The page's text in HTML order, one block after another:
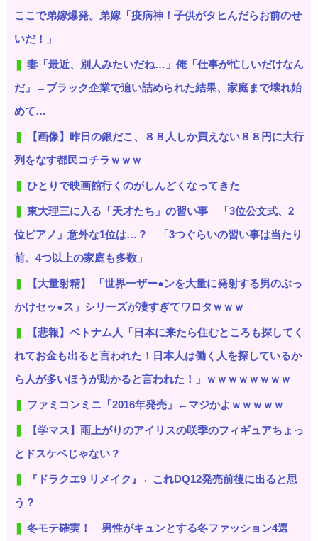
ここで弟嫁爆発。弟嫁「疫病神！子供がタヒんだらお前のせ
いだ！」
妻「最近、別人みたいだね…」俺「仕事が忙しいだけなん
だ」→ブラック企業で追い詰められた結果、家庭まで壊れ始
めて…
【画像】昨日の銀だこ、８８人しか買えない８８円に大行
列をなす都民コチラｗｗｗ
ひとりで映画館行くのがしんどくなってきた
東大理三に入る「天才たち」の習い事 「3位公文式、2
位ピアノ」意外な1位は…？ 「3つぐらいの習い事は当たり
前、4つ以上の家庭も多数」
【大量射精】 「世界一ザー●ンを大量に発射する男のぶっ
かけセッ●ス」シリーズが凄すぎてワロタｗｗｗ
【悲報】ベトナム人「日本に来たら住むところも探してく
れてお金も出ると言われた！日本人は働く人を探しているか
ら人が多いほうが助かると言われた！」ｗｗｗｗｗｗｗｗ
ファミコンミニ「2016年発売」←マジかよｗｗｗｗｗ
【学マス】雨上がりのアイリスの咲季のフィギュアちょっ
とドスケベじゃない？
『ドラクエ9 リメイク』←これDQ12発売前後に出ると思
う？
冬モテ確実！ 男性がキュンとする冬ファッション4選